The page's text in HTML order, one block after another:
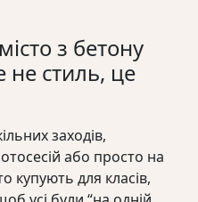
з бетону
не стиль, це
заходів,
або просто на
купують для класів,